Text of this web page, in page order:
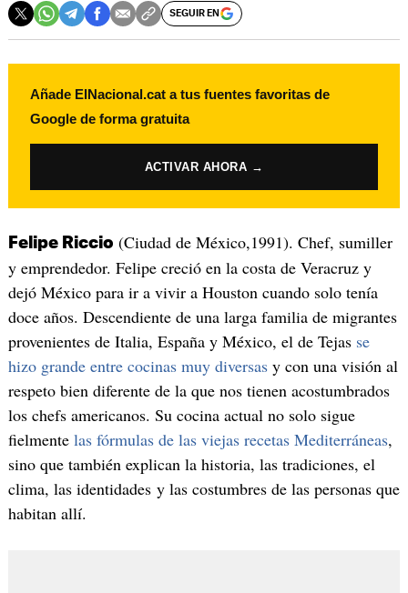
SEGUIR EN
Añade ElNacional.cat a tus fuentes favoritas de
Google de forma gratuita
ACTIVAR AHORA →
Felipe Riccio (Ciudad de México,1991). Chef, sumiller
y emprendedor. Felipe creció en la costa de Veracruz y
dejó México para ir a vivir a Houston cuando solo tenía
doce años. Descendiente de una larga familia de migrantes
provenientes de Italia, España y México, el de Tejas se
hizo grande entre cocinas muy diversasy con una visión al
respeto bien diferente de la que nos tienen acostumbrados
los chefs americanos. Su cocina actual no solo sigue
fielmente las fórmulas de las viejas recetas Mediterráneas,
sino que también explican la historia, las tradiciones, el
clima, las identidades y las costumbres de las personas que
habitan allí.